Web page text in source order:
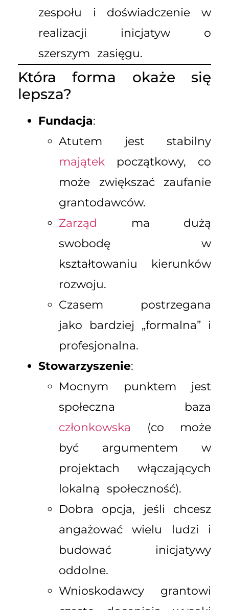
zespołu i doświadczenie w
realizacji inicjatyw o
szerszym zasięgu.
Która forma okaże się
lepsza?
Fundacja:
Atutem jest stabilny
majątek początkowy, co
może zwiększać zaufanie
grantodawców.
Zarząd ma dużą
swobodę w
kształtowaniu kierunków
rozwoju.
Czasem postrzegana
jako bardziej „formalna” i
profesjonalna.
Stowarzyszenie:
Mocnym punktem jest
społeczna baza
członkowska (co może
być argumentem w
projektach włączających
lokalną społeczność).
Dobra opcja, jeśli chcesz
angażować wielu ludzi i
budować inicjatywy
oddolne.
Wnioskodawcy grantowi